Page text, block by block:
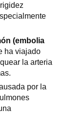
(embolia
ha viajado
la arteria
por la